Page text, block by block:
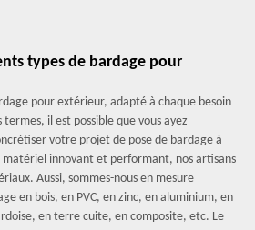
types de bardage pour
pour extérieur, adapté à chaque besoin
il est possible que vous ayez
votre projet de pose de bardage à
matériel innovant et performant, nos artisans
Aussi, sommes-nous en mesure
en bois, en PVC, en zinc, en aluminium, en
en terre cuite, en composite, etc. Le